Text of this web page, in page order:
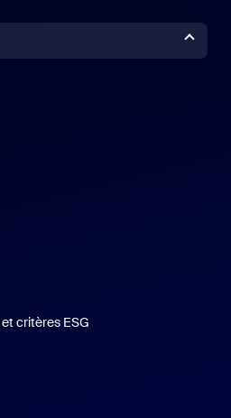
critères ESG